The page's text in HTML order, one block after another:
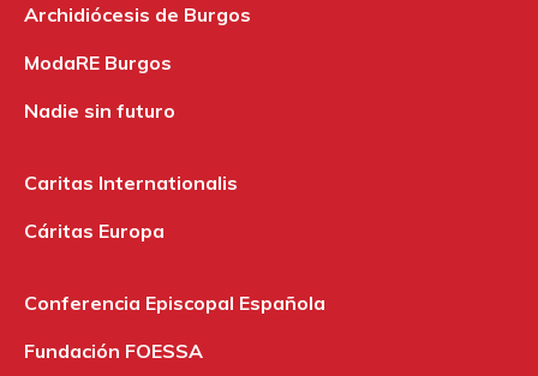
Archidiócesis de Burgos
ModaRE Burgos
Nadie sin futuro
Caritas Internationalis
Cáritas Europa
Conferencia Episcopal Española
Fundación FOESSA